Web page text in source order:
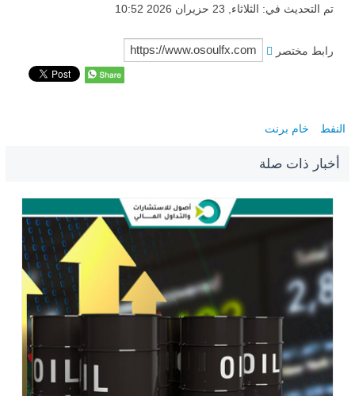
تم التحديث في: الثلاثاء, 23 حزيران 2026 10:52
رابط مختصر
النفط خام برنت
أخبار ذات صلة